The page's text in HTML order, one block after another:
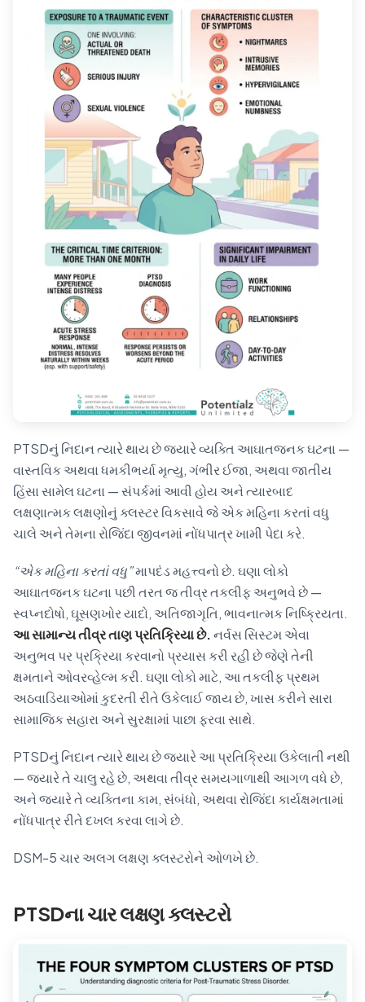
PTSDનું નિદાન ત્યારે થાય છે જ્યારે વ્યક્તિ આઘાતજનક ઘટના —
વાસ્તવિક અથવા ધમકીભર્યા મૃત્યુ, ગંભીર ઈજા, અથવા જાતીય
હિંસા સામેલ ઘટના — સંપર્કમાં આવી હોય અને ત્યારબાદ
લક્ષણાત્મક લક્ષણોનું ક્લસ્ટર વિકસાવે જે એક મહિના કરતાં વધુ
ચાલે અને તેમના રોજિંદા જીવનમાં નોંધપાત્ર ખામી પેદા કરે.
“એક મહિના કરતાં વધુ”માપદંડ મહત્ત્વનો છે. ઘણા લોકો
આઘાતજનક ઘટના પછી તરત જ તીવ્ર તકલીફ અનુભવે છે —
સ્વપ્નદોષો, ઘૂસણખોર યાદો, અતિજાગૃતિ, ભાવનાત્મક નિષ્ક્રિયતા.
આ સામાન્ય તીવ્ર તાણ પ્રતિક્રિયા છે.નર્વસ સિસ્ટમ એવા
અનુભવ પર પ્રક્રિયા કરવાનો પ્રયાસ કરી રહી છે જેણે તેની
ક્ષમતાને ઓવરવ્હેલ્મ કરી. ઘણા લોકો માટે, આ તકલીફ પ્રથમ
અઠવાડિયાઓમાં કુદરતી રીતે ઉકેલાઈ જાય છે, ખાસ કરીને સારા
સામાજિક સહારા અને સુરક્ષામાં પાછા ફરવા સાથે.
PTSDનું નિદાન ત્યારે થાય છે જ્યારે આ પ્રતિક્રિયા ઉકેલાતી નથી
— જ્યારે તે ચાલુ રહે છે, અથવા તીવ્ર સમયગાળાથી આગળ વધે છે,
અને જ્યારે તે વ્યક્તિના કામ, સંબંધો, અથવા રોજિંદા કાર્યક્ષમતામાં
નોંધપાત્ર રીતે દખલ કરવા લાગે છે.
DSM-5 ચાર અલગ લક્ષણ ક્લસ્ટરોને ઓળખે છે.
PTSDના ચાર લક્ષણ ક્લસ્ટરો